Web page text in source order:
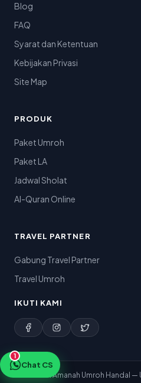
Blog
FAQ
Syarat dan Ketentuan
Kebijakan Privasi
Site Map
PRODUK
Paket Umroh
Paket LA
Jadwal Sholat
Al-Quran Online
TRAVEL PARTNER
Gabung Travel Partner
Travel Umroh
IKUTI KAMI
© 2026 PT. Amanah Umroh Handal
Chat CS
1